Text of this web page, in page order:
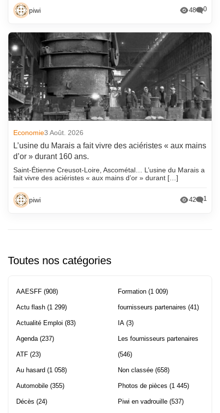
piwi 48 0
Economie3 Août. 2026
L’usine du Marais a fait vivre des aciéristes « aux mains
d’or » durant 160 ans.
Saint-Étienne Creusot-Loire, Ascométal… L’usine du Marais a
fait vivre des aciéristes « aux mains d’or » durant […]
piwi 42 1
Toutes nos catégories
AAESFF (908)
Actu flash (1 299)
Actualité Emploi (83)
Agenda(237)
ATF (23)
Au hasard (1 058)
Automobile (355)
Décès (24)
Formation (1 009)
fournisseurs partenaires (41)
IA (3)
Les fournisseurs partenaires
(546)
Non classée (658)
Photos de pièces (1 445)
Piwi en vadrouille (537)